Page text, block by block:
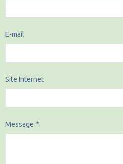
E-mail
Site Internet
Message